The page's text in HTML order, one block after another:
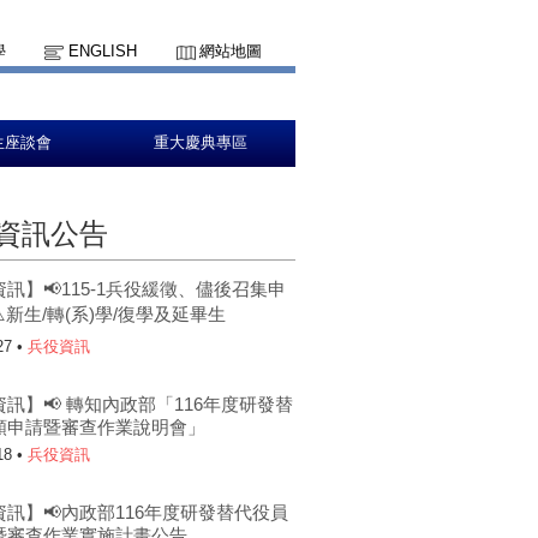
ENGLISH 網站地圖
座談會 重大慶典專區
訊公告
訊】📢115-1兵役緩徵、儘後召集申
生/轉(系)學/復學及延畢生
• 兵役資訊
訊】📢 轉知內政部「116年度研發替
請暨審查作業說明會」
• 兵役資訊
訊】📢內政部116年度研發替代役員